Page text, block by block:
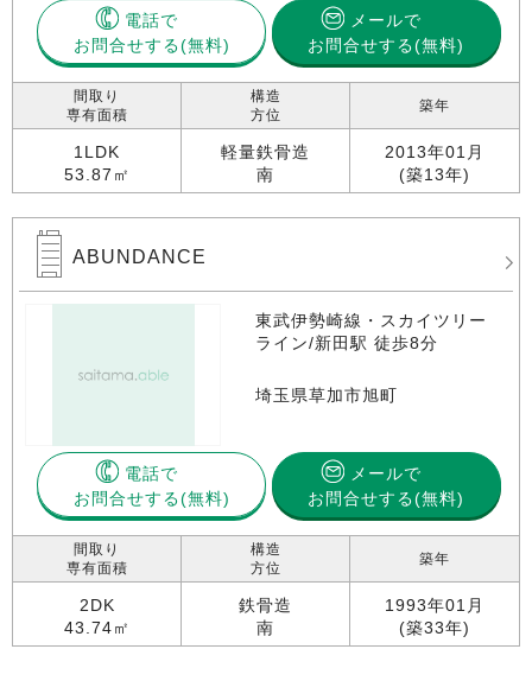
電話で
お問合せする
メールで
お問合せする(無料)
間取り
専有面積
1LDK
53.87㎡
構造
方位
軽量鉄骨造
南
築年
2013年01月
(築13年)
ABUNDANCE
東武伊勢崎線・スカイツリー
ライン/新田駅 徒歩8分
埼玉県草加市旭町
電話で
お問合せする
メールで
お問合せする(無料)
間取り
専有面積
2DK
43.74㎡
構造
方位
鉄骨造
南
築年
1993年01月
(築33年)